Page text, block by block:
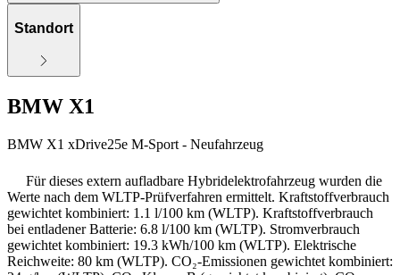
Standort
BMW X1
BMW X1 xDrive25e M-Sport - Neufahrzeug
Für dieses extern aufladbare Hybridelektrofahrzeug wurden die
Werte nach dem WLTP-Prüfverfahren ermittelt. Kraftstoffverbrauch
gewichtet kombiniert: 1.1 l/100 km (WLTP). Kraftstoffverbrauch
bei entladener Batterie: 6.8 l/100 km (WLTP). Stromverbrauch
gewichtet kombiniert: 19.3 kWh/100 km (WLTP). Elektrische
Reichweite: 80 km (WLTP). CO₂-Emissionen gewichtet kombiniert: